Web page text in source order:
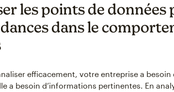
les points de
dans le
efficacement, votre entreprise a besoin
a besoin d’informations pertinentes. En